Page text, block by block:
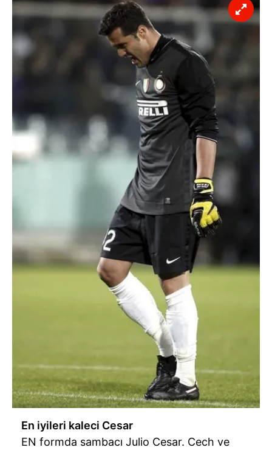
En iyileri kaleci Cesar
EN formda sambacı Julio Cesar. Cech ve